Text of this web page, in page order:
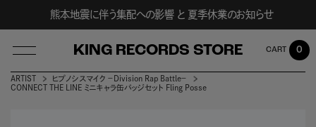
熊本地震に伴う集配への影響 と 夏季休業のお知らせ
KING RECORDS STORE 0
ARTIST
ヒプノシスマイク －Division Rap Battle－
CONNECT THE LINE ミニキャラ缶バッジセット Fling Posse